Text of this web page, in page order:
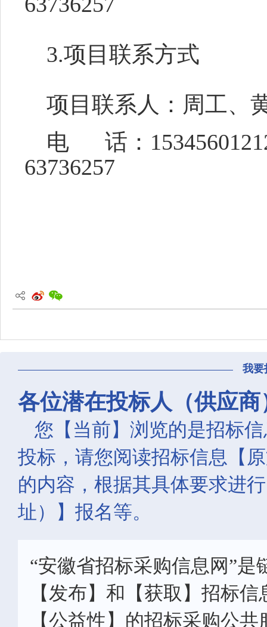
3.项目联系方式
项目联系人：周工
电 话：
63736257
我要
各位潜在投标人（供应商
您【当前】浏览的是招标
投标，请您阅读招标信息【
的内容，根据其具体要求进
址）】报名等。
“安徽省招标采购信息网”
【发布】和【获取】招标
【公益性】的招标采购公